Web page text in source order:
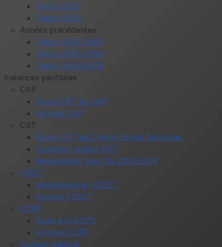
Tracts 2023
Tracts 2024
Années précédentes
Tracts 2007-2008
Tracts 2005-2006
Tracts 2003-2004
Instances paritaires
CAP
Élu.es CGT en CAP
Articles CAP
CST
Élu.es CGT au Comité Social Territorial
Comptes-rendus CST
Récapitulatif des Ctp 2015-2018
F3SCT
Mandaté.es au F3SCT
Articles F3SCT
CCPD
Élues à la CCPD
Articles CCPD
Conseil médical